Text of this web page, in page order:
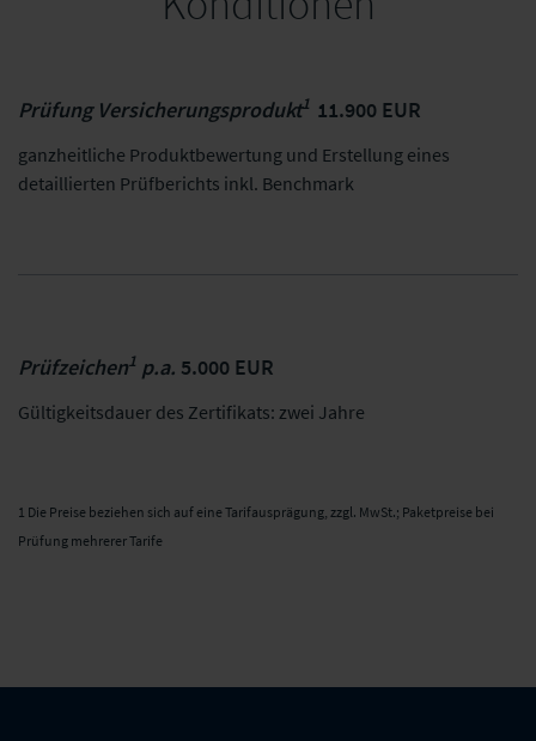
Prüfung Versicherungsprodukt1 11.900 EUR
ganzheitliche Produktbewertung und Erstellung eines
detaillierten Prüfberichts inkl. Benchmark
Prüfzeichen1 p.a. 5.000 EUR
Gültigkeitsdauer des Zertifikats: zwei Jahre
1 Die Preise beziehen sich auf eine Tarifausprägung, zzgl. MwSt.; Paketpreise bei
Prüfung mehrerer Tarife